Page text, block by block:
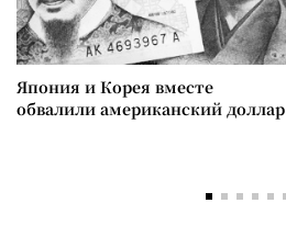
Япония и Корея вместе
обвалили американский доллар